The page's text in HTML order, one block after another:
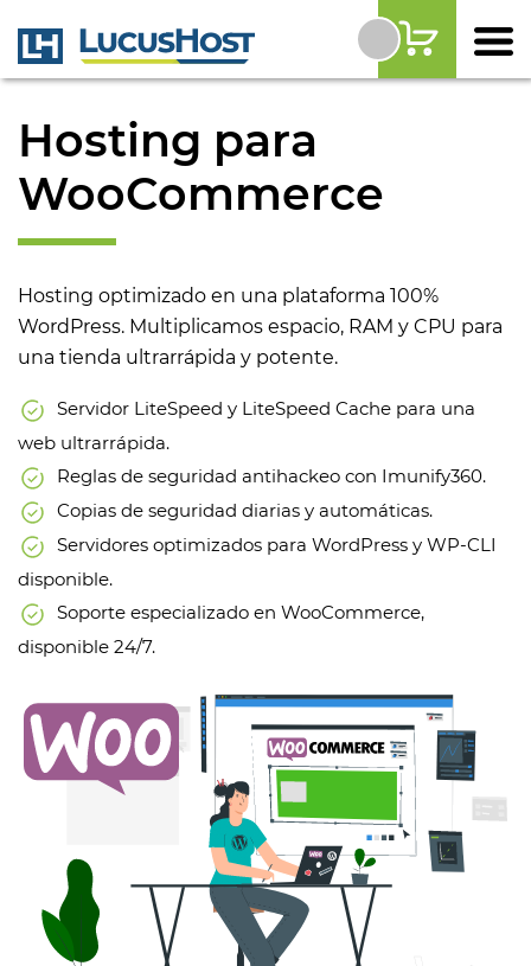
Hosting para
WooCommerce
Hosting optimizado en una plataforma 100%
WordPress. Multiplicamos espacio, RAM y CPU para
una tienda ultrarrápida y potente.
Servidor LiteSpeed y LiteSpeed Cache para una
web ultrarrápida.
Reglas de seguridad antihackeo con Imunify360.
Copias de seguridad diarias y automáticas.
Servidores optimizados para WordPress y WP-CLI
disponible.
Soporte especializado en WooCommerce,
disponible 24/7.